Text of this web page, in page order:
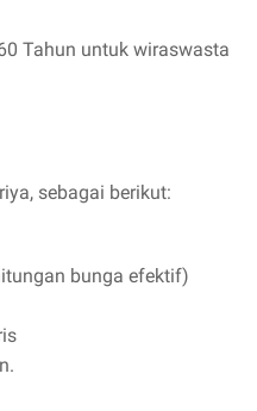
Tahun untuk wiraswasta
sebagai berikut:
bunga efektif)